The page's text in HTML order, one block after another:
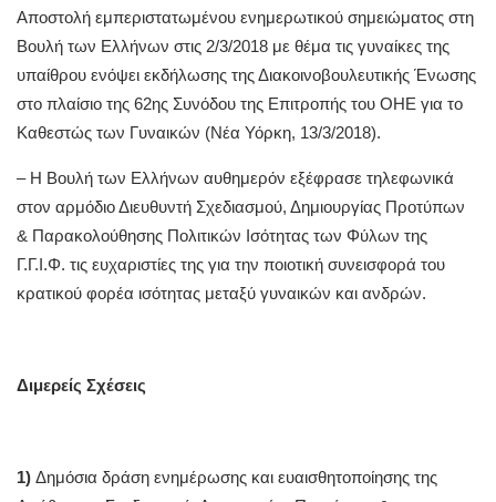
Αποστολή εμπεριστατωμένου ενημερωτικού σημειώματος στη
Βουλή των Ελλήνων στις 2/3/2018 με θέμα τις γυναίκες της
υπαίθρου ενόψει εκδήλωσης της Διακοινοβουλευτικής Ένωσης
στο πλαίσιο της 62ης Συνόδου της Επιτροπής του ΟΗΕ για το
Καθεστώς των Γυναικών (Νέα Υόρκη, 13/3/2018).
– Η Βουλή των Ελλήνων αυθημερόν εξέφρασε τηλεφωνικά
στον αρμόδιο Διευθυντή Σχεδιασμού, Δημιουργίας Προτύπων
& Παρακολούθησης Πολιτικών Ισότητας των Φύλων της
Γ.Γ.Ι.Φ. τις ευχαριστίες της για την ποιοτική συνεισφορά του
κρατικού φορέα ισότητας μεταξύ γυναικών και ανδρών.
Διμερείς Σχέσεις
1) Δημόσια δράση ενημέρωσης και ευαισθητοποίησης της